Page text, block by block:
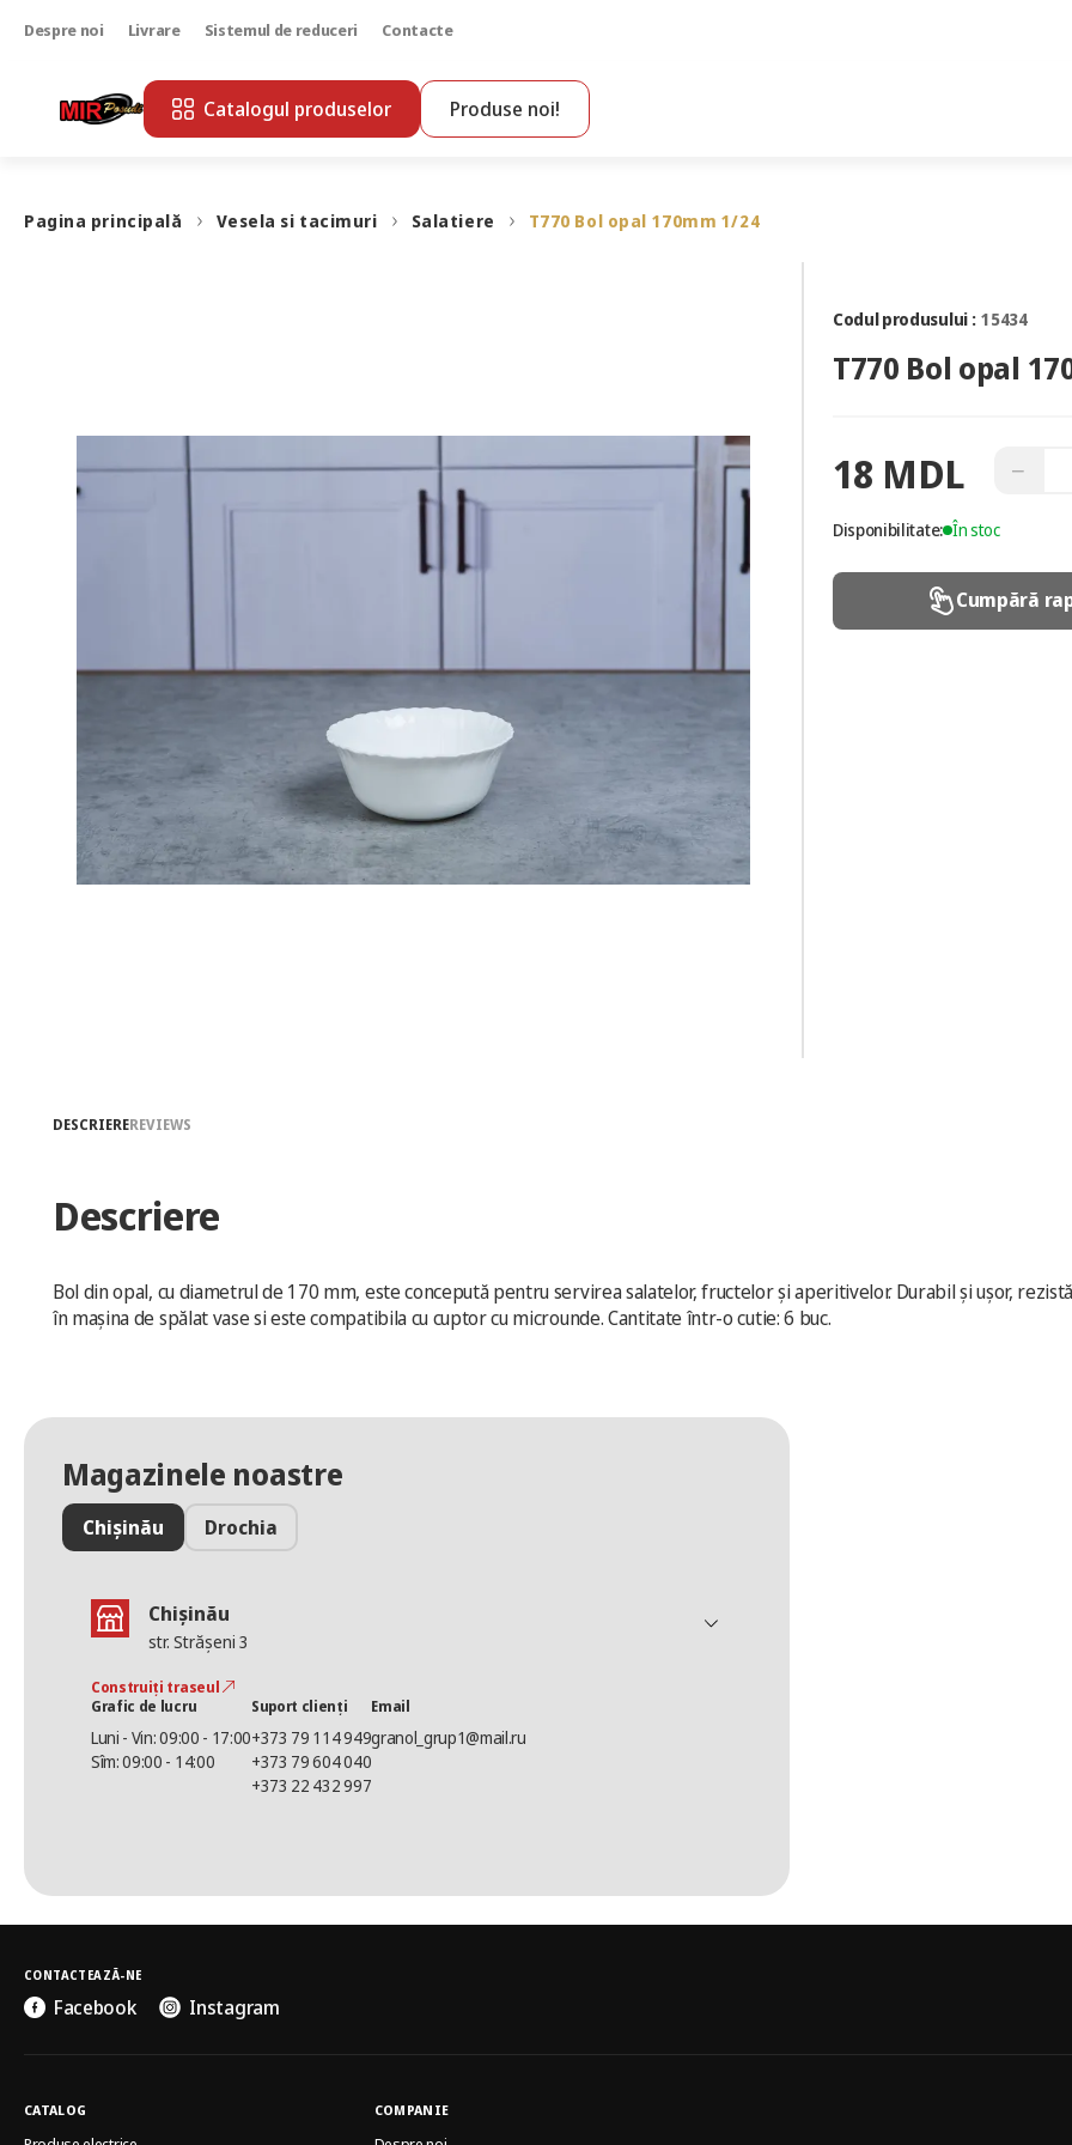
Despre noi Livrare Sistemul de reduceri Contacte
Catalogul produselor Produse noi!
Pagina principală Vesela si tacimuri Salatiere T770 Bol opal 170mm 1/24
Codul produsului : 15434
T770 Bol opal
18 MDL −
Disponibilitate: În stoc
Cumpără
DESCRIEREREVIEWS
Descriere
Bol din opal, cu diametrul de 170 mm, este concepută pentru servirea salatelor, fructelor și aperitivelor. Durabil și ușor,
în mașina de spălat vase si este compatibila cu cuptor cu microunde. Cantitate într-o cutie: 6 buc.
Magazinele noastre
Chișinău Drochia
Chișinău
str. Strășeni 3
Construiți traseul
Grafic de lucru
Luni - Vin: 09:00 - 17:00
Sîm: 09:00 - 14:00
Suport clienți
+373 79 114 949
+373 79 604 040
+373 22 432 997
Email
granol_grup1@mail.ru
CONTACTEAZĂ-NE
Facebook Instagram
CATALOG COMPANIE